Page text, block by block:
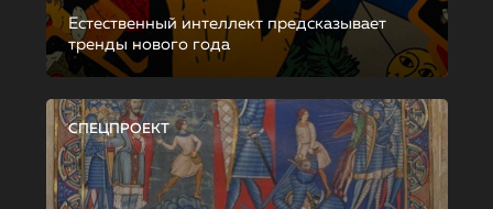
Естественный интеллект предсказывает
тренды нового года
СПЕЦПРОЕКТ